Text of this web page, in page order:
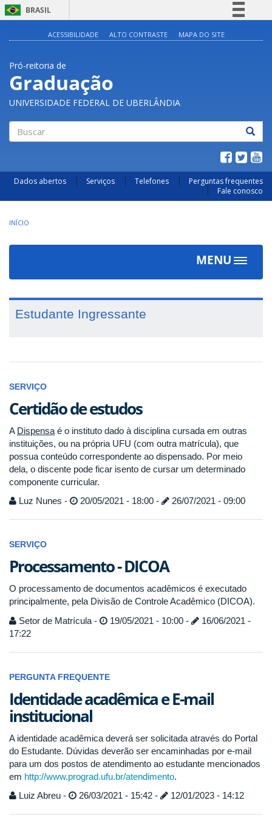
BRASIL
Legislação
Canais
ACESSIBILIDADE ALTO CONTRASTE MAPA DO SITE
Pró-reitoria de
Graduação
UNIVERSIDADE FEDERAL DE UBERLÂNDIA
Dados abertos Serviços Telefones
Perguntas frequentes
Fale conosco
INÍCIO
MENU
Toggle
Estudante Ingressante
SERVIÇO
Certidão de estudos
A Dispensa é o instituto dado à disciplina cursada em outras
instituições, ou na própria UFU (com outra matrícula), que
possua conteúdo correspondente ao dispensado. Por meio
dela, o discente pode ficar isento de cursar um determinado
componente curricular.
Luz Nunes -
20/05/2021 - 18:00 - 26/07/2021 - 09:00
SERVIÇO
Processamento - DICOA
O processamento de documentos acadêmicos é executado
principalmente, pela Divisão de Controle Acadêmico (DICOA).
Setor de Matrícula -
19/05/2021 - 10:00 -
16/06/2021 -
17:22
PERGUNTA FREQUENTE
Identidade acadêmica e E-mail
institucional
A identidade acadêmica deverá ser solicitada através do Portal
do Estudante. Dúvidas deverão ser encaminhadas por e-mail
para um dos postos de atendimento ao estudante mencionados
em http://www.prograd.ufu.br/atendimento.
Luiz Abreu -
26/03/2021 - 15:42 - 12/01/2023 - 14:12